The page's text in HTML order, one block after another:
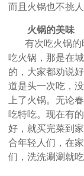
而且火锅也不挑
火锅的美味
有次吃火锅的
吃火锅，那是在
的，大家都劝说
道是头一次吃，
上了火锅。无论
吃特吃。现在有
好，就买完菜到
合年轻人们，在
们，洗洗涮涮就